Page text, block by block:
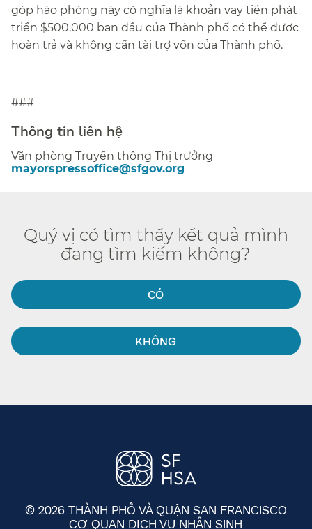
góp hào phóng này có nghĩa là khoản vay tiền phát
triển $500,000 ban đầu của Thành phố có thể được
hoàn trả và không cần tài trợ vốn của Thành phố.​​
###​​
Thông tin liên hệ​​
Văn phòng Truyền thông Thị trưởng​​
mayorspressoffice@sfgov.org​​
Quý vị có tìm thấy kết quả mình
đang tìm kiếm không?​​
CÓ​​
KHÔNG​​
© 2026 THÀNH PHỐ VÀ QUẬN SAN FRANCISCO
CƠ QUAN DỊCH VỤ NHÂN SINH